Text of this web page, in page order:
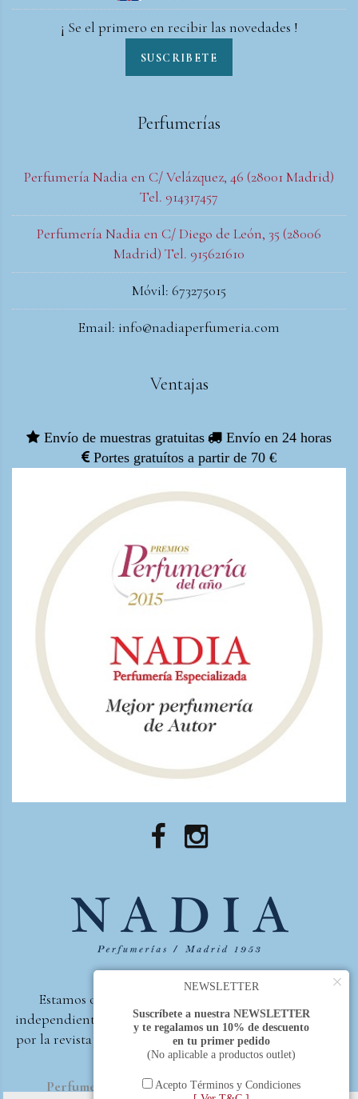
¡ Se el primero en recibir las novedades !
SUSCRIBETE
Perfumerías
Perfumería Nadia en C/ Velázquez, 46 (28001 Madrid)
Tel. 914317457
Perfumería Nadia en C/ Diego de León, 35 (28006
Madrid) Tel. 915621610
Móvil: 673275015
Email: info@nadiaperfumeria.com
Ventajas
Envío de muestras gratuitas
Envío en 24 horas
Portes gratuítos a partir de 70 €
Estamos orgullosos de ser la primera perfumería
independiente de España, en recibir el premio otorgado
por la revista Beautyproof en 2015 a la mejor perfumería
de autor.
Perfumería Nadia2017 |Política de Privacidad
×
NEWSLETTER
Suscríbete a nuestra NEWSLETTER
y te regalamos un 10% de descuento
en tu primer pedido
(No aplicable a productos outlet)
Acepto Términos y Condiciones